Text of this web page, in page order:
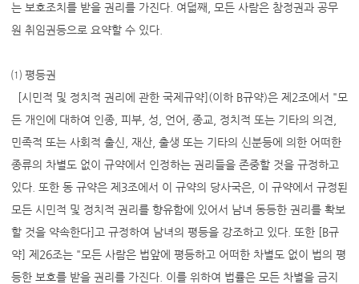
는 보호조치를 받을 권리를 가진다. 여덟째, 모든 사람은 참정권과 공무
원 취임권등으로 요약할 수 있다.
⑴ 평등권
[시민적 및 정치적 권리에 관한 국제규약](이하 B규약)은 제2조에서 "모
든 개인에 대하여 인종, 피부, 성, 언어, 종교, 정치적 또는 기타의 의견,
민족적 또는 사회적 출신, 재산, 출생 또는 기타의 신분등에 의한 어떠한
종류의 차별도 없이 규약에서 인정하는 권리들을 존중할 것을 규정하고
있다. 또한 동 규약은 제3조에서 이 규약의 당사국은, 이 규약에서 규정된
모든 시민적 및 정치적 권리를 향유함에 있어서 남녀 동등한 권리를 확보
할 것을 약속한다]고 규정하여 남녀의 평등을 강조하고 있다. 또한 [B규
약] 제26조는 "모든 사람은 법앞에 평등하고 어떠한 차별도 없이 법의 평
등한 보호를 받을 권리를 가진다. 이를 위하여 법률은 모든 차별을 금지